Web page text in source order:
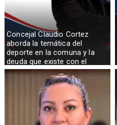
Concejal Claudio Cortez
aborda la temática del
deporte en la comuna y la
deuda que existe con el
sector rural